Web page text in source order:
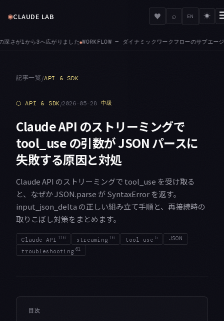
◉CLAUDE LAB ♥ ⌕ EN ☀
ローのサブエージェントは、セッションの権限モードに関わらずファイル編集
記事一覧/API & SDK
⬡ API & SDK/2026-05-28 中級
Claude API のストリーミングで
tool_use の引数が JSON パースに
失敗する原因と対処
Claude API のストリーミングで tool_use を受け取る
と、なぜか JSON.parse が SyntaxError を返す。
input_json_delta の正しい組み立て手順と、再接続時の
取りこぼし対策をまとめます。
Claude API 116 streaming 16 tool use 5
JSON
troubleshooting 61
目次